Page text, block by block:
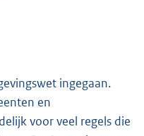
ingegaan.
en
voor veel regels die